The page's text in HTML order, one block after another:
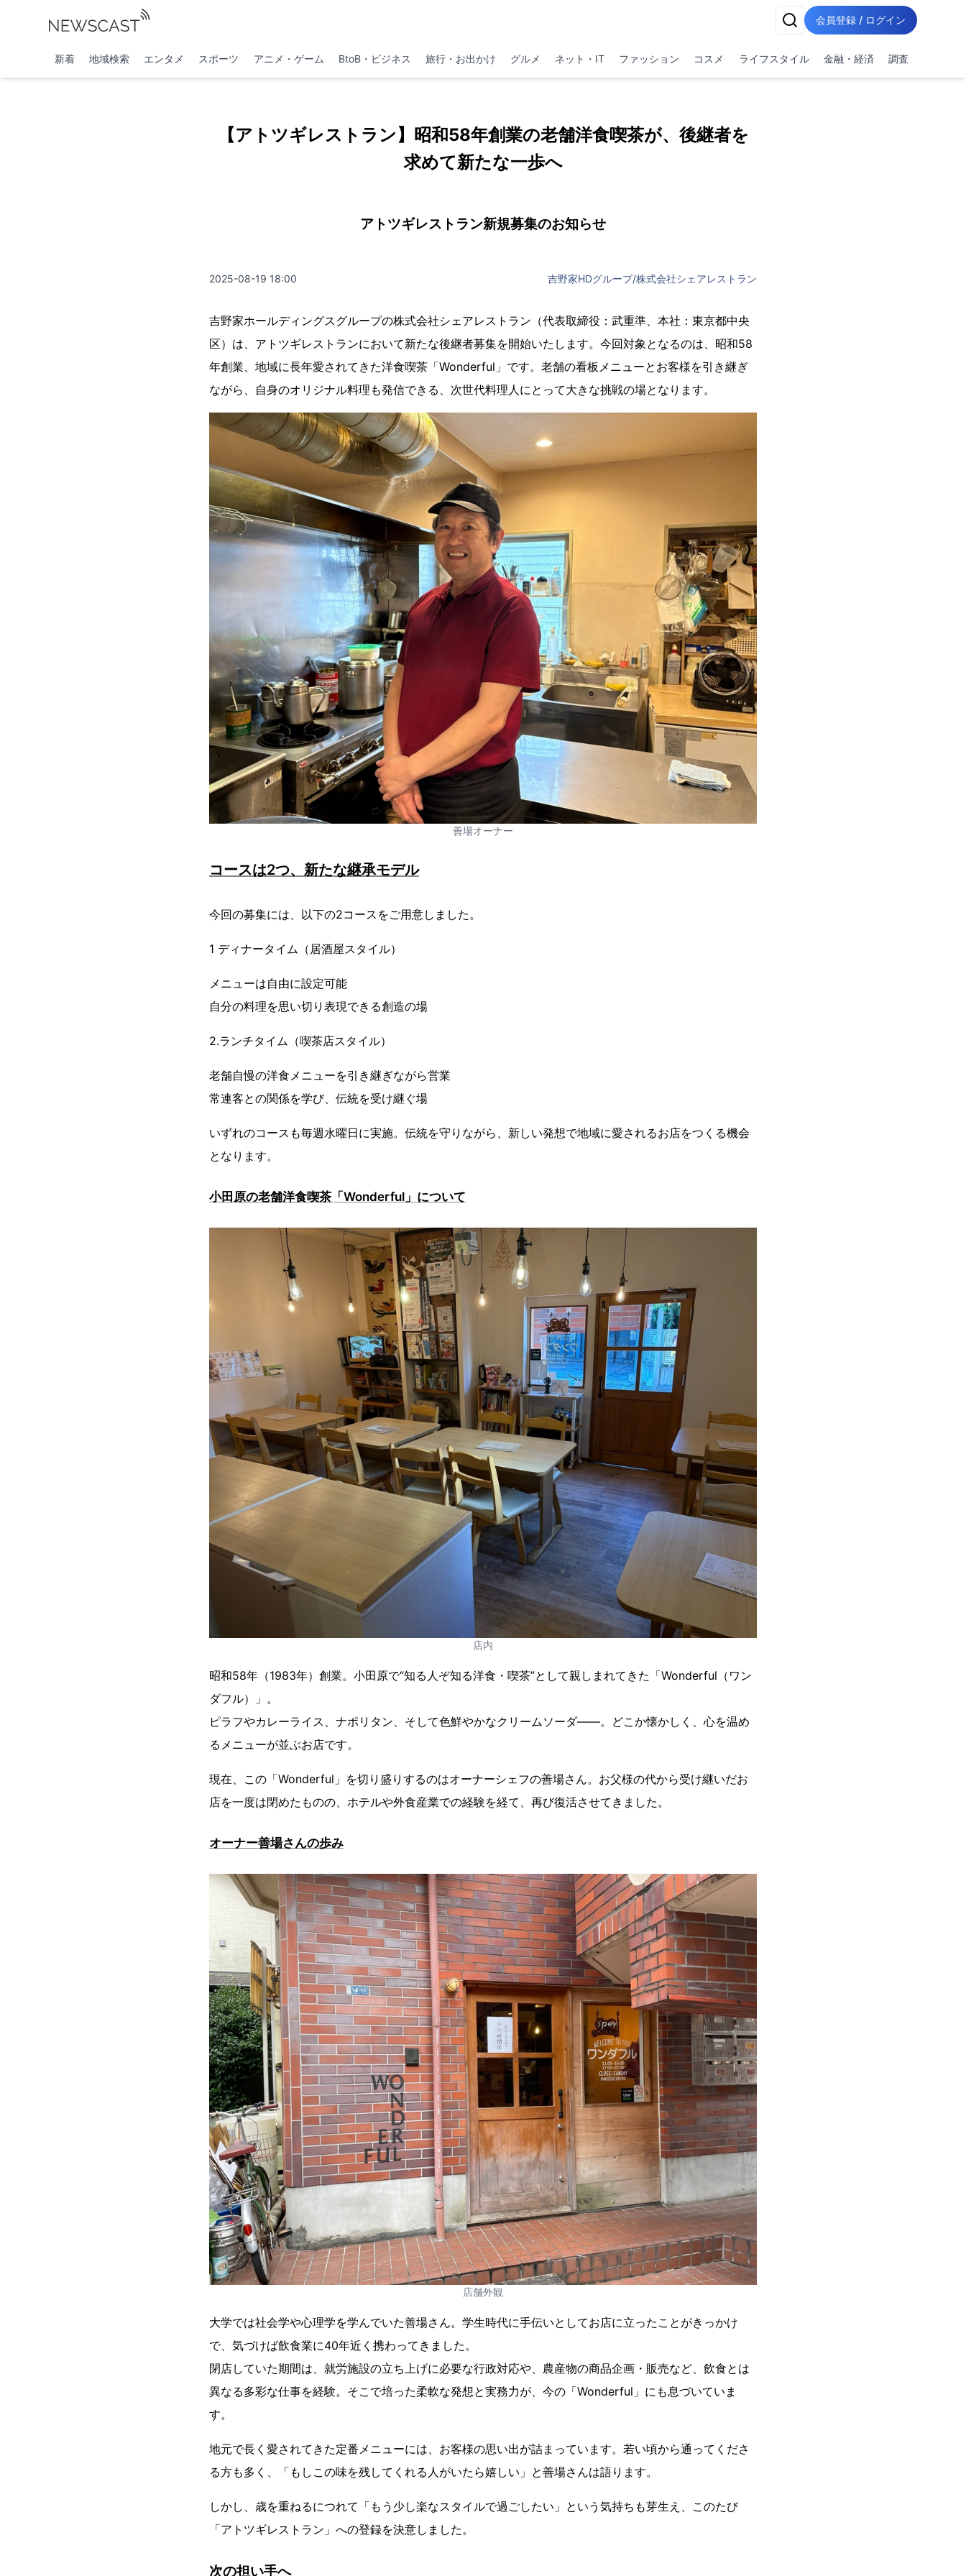
会員登録 / ログイン
新着 地域検索 エンタメ スポーツ アニメ・ゲーム BtoB・ビジネス 旅行・お出かけ グルメ ネット・IT ファッション コスメ ライフスタイル 金融・経済 調査
【アトツギレストラン】昭和58年創業の老舗洋食喫茶が、後継者を
求めて新たな一歩へ
アトツギレストラン新規募集のお知らせ
2025-08-19 18:00 吉野家HDグループ/株式会社シェアレストラン
吉野家ホールディングスグループの株式会社シェアレストラン（代表取締役：武重準、本社：東京都中央
区）は、アトツギレストランにおいて新たな後継者募集を開始いたします。今回対象となるのは、昭和58
年創業、地域に長年愛されてきた洋食喫茶「Wonderful」です。老舗の看板メニューとお客様を引き継ぎ
ながら、自身のオリジナル料理も発信できる、次世代料理人にとって大きな挑戦の場となります。
善場オーナー
コースは2つ、新たな継承モデル
今回の募集には、以下の2コースをご用意しました。
1 ディナータイム（居酒屋スタイル）
メニューは自由に設定可能
自分の料理を思い切り表現できる創造の場
2.ランチタイム（喫茶店スタイル）
老舗自慢の洋食メニューを引き継ぎながら営業
常連客との関係を学び、伝統を受け継ぐ場
いずれのコースも毎週水曜日に実施。伝統を守りながら、新しい発想で地域に愛されるお店をつくる機会
となります。
小田原の老舗洋食喫茶「Wonderful」について
店内
昭和58年（1983年）創業。小田原で“知る人ぞ知る洋食・喫茶”として親しまれてきた「Wonderful（ワン
ダフル）」。
ピラフやカレーライス、ナポリタン、そして色鮮やかなクリームソーダ――。どこか懐かしく、心を温め
るメニューが並ぶお店です。
現在、この「Wonderful」を切り盛りするのはオーナーシェフの善場さん。お父様の代から受け継いだお
店を一度は閉めたものの、ホテルや外食産業での経験を経て、再び復活させてきました。
オーナー善場さんの歩み
店舗外観
大学では社会学や心理学を学んでいた善場さん。学生時代に手伝いとしてお店に立ったことがきっかけ
で、気づけば飲食業に40年近く携わってきました。
閉店していた期間は、就労施設の立ち上げに必要な行政対応や、農産物の商品企画・販売など、飲食とは
異なる多彩な仕事を経験。そこで培った柔軟な発想と実務力が、今の「Wonderful」にも息づいていま
す。
地元で長く愛されてきた定番メニューには、お客様の思い出が詰まっています。若い頃から通ってくださ
る方も多く、「もしこの味を残してくれる人がいたら嬉しい」と善場さんは語ります。
しかし、歳を重ねるにつれて「もう少し楽なスタイルで過ごしたい」という気持ちも芽生え、このたび
「アトツギレストラン」への登録を決意しました。
次の担い手へ